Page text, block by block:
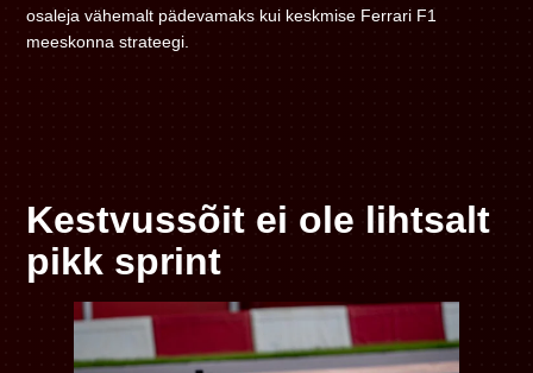
osaleja vähemalt pädevamaks kui keskmise Ferrari F1
meeskonna strateegi.
Kestvussõit ei ole lihtsalt
pikk sprint